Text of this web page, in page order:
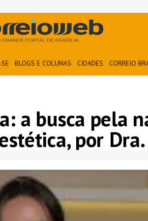
BLOGS E COLUNAS CIDADES CORREIO
a busca pela
por